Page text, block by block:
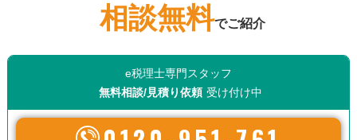
相談無料でご紹介
e税理士専門スタッフ
無料相談/見積り依頼 受け付け中